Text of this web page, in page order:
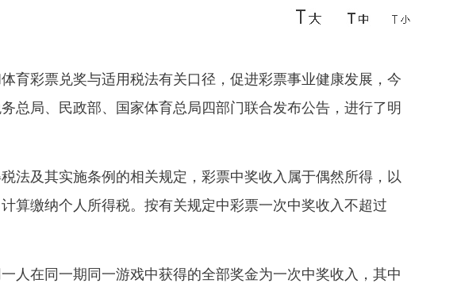
育彩票兑奖与适用税法有关口径，促进彩票事业健康发展，今
总局、民政部、国家体育总局四部门联合发布公告，进行了明
法及其实施条例的相关规定，彩票中奖收入属于偶然所得，以
算缴纳个人所得税。按有关规定中彩票一次中奖收入不超过
人在同一期同一游戏中获得的全部奖金为一次中奖收入，其中